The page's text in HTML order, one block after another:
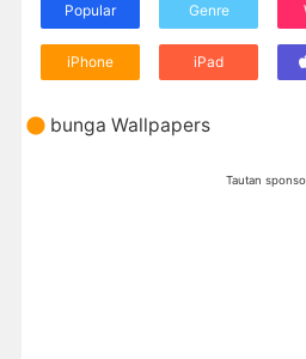
Popular Genre
iPhone iPad
bunga Wallpapers
Tautan